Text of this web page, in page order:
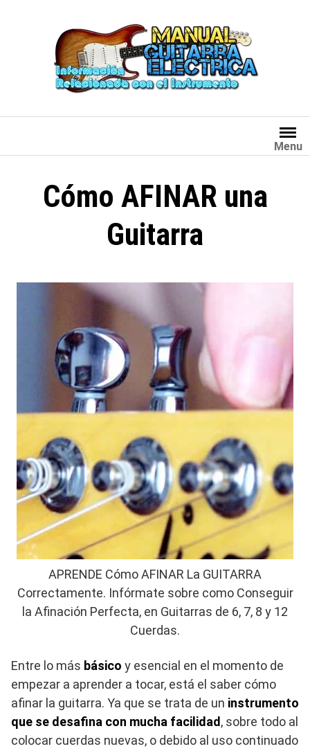
Menu
Cómo AFINAR una
Guitarra
APRENDE Cómo AFINAR La GUITARRA
Correctamente. Infórmate sobre como Conseguir
la Afinación Perfecta, en Guitarras de 6, 7, 8 y 12
Cuerdas.
Entre lo más básico y esencial en el momento de
empezar a aprender a tocar, está el saber cómo
afinar la guitarra. Ya que se trata de un instrumento
que se desafina con mucha facilidad , sobre todo al
colocar cuerdas nuevas, o debido al uso continuado